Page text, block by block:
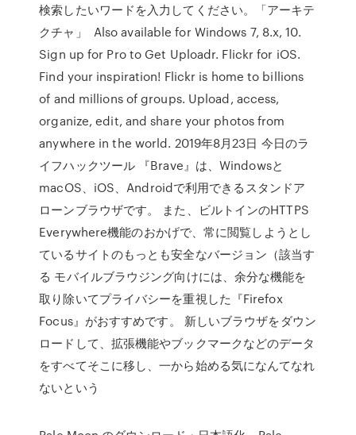
検索したいワードを入力してください。「アーキテ
クチャ」 Also available for Windows 7, 8.x, 10.
Sign up for Pro to Get Uploadr. Flickr for iOS.
Find your inspiration! Flickr is home to billions
of and millions of groups. Upload, access,
organize, edit, and share your photos from
anywhere in the world. 2019年8月23日 今日のラ
イフハックツール 『Brave』は、Windowsと
macOS、iOS、Androidで利用できるスタンドア
ローンブラウザです。 また、ビルトインのHTTPS
Everywhere機能のおかげで、常に閲覧しようとし
ているサイトのもっとも安全なバージョン（該当す
る モバイルブラウジング向けには、余分な機能を
取り除いてプライバシーを重視した『Firefox
Focus』がおすすめです。 新しいブラウザをダウン
ロードして、拡張機能やブックマークなどのデータ
をすべてそこに移し、一から始める気になんてなれ
ないという